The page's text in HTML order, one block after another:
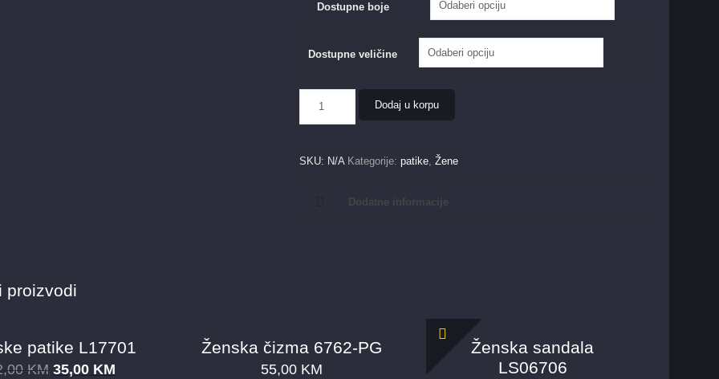
Dostupne boje
Dostupne veličine
Dodaj u korpu
SKU: N/A Kategorije:patike,Žene
Dodatne informacije
proizvodi
patike L17701
KM 35,00 KM
Ženska čizma 6762-PG
55,00 KM
Ženska sandala
LS06706